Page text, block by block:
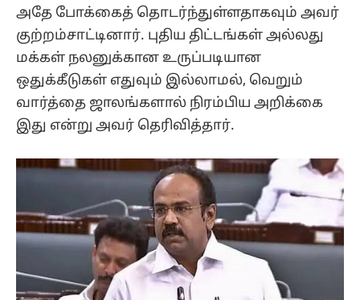
அதே போக்கைத் தொடர்ந்துள்ளதாகவும் அவர்
குற்றம்சாட்டினார். புதிய திட்டங்கள் அல்லது
மக்கள் நலனுக்கான உருப்படியான
ஒதுக்கீடுகள் எதுவும் இல்லாமல், வெறும்
வார்த்தை ஜாலங்களால் நிரம்பிய அறிக்கை
இது என்று அவர் தெரிவித்தார்.